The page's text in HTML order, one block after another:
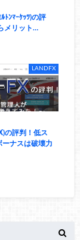
ﾄﾝﾏｰｹｯﾂ)の評
メリット…
LANDFX
の評判！低ス
ナスは破壊力